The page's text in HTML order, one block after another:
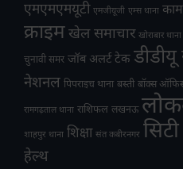
एमएमएमयूटी एमजीयूजी एम्स थाना
क्राइमखेल समाचार खोराबार थाना
चुनावी समर जॉब अलर्ट टेक डीडीयू
नेशनल पिपराइच थाना बस्ती बॉक्स
रामगढ़ताल थाना राशिफल लखनऊ
शाहपुर थाना शिक्षा संत कबीरनगर
हेल्थ